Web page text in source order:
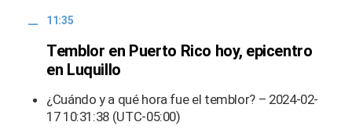
11:35
Temblor en Puerto Rico hoy, epicentro
en Luquillo
¿Cuándo y a qué hora fue el temblor? – 2024-02-
17 10:31:38 (UTC-05:00)